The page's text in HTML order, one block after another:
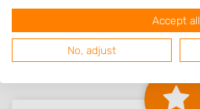
Bart Agro B.V. gr..
Slootdorp, Noord-HollandAccept all
No, adjust